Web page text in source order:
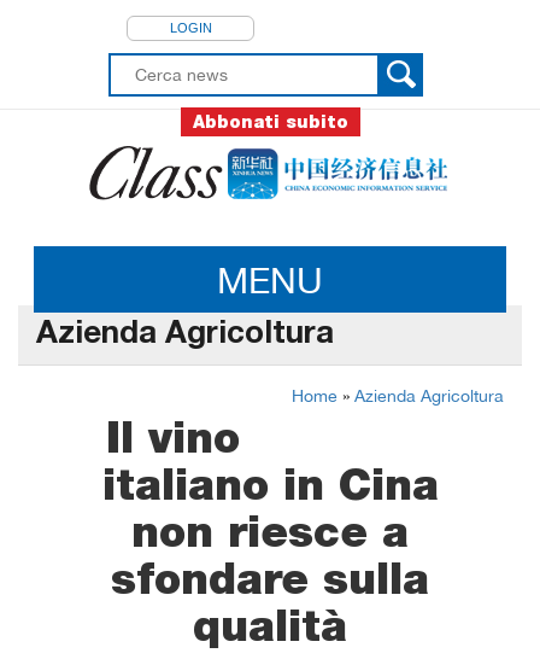
LOGIN
Abbonati subito
MENU
Azienda Agricoltura
Home » Azienda Agricoltura
Il vino
italiano in Cina
non riesce a
sfondare sulla
qualità